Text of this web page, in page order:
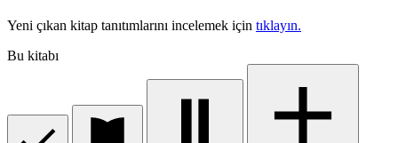
Yeni çıkan kitap tanıtımlarını incelemek için tıklayın.
Bu kitabı